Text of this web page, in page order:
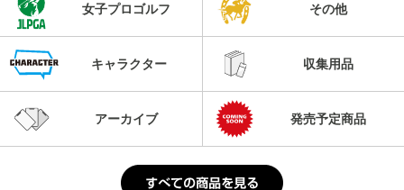
女子プロゴルフ その他
キャラクター 収集用品
アーカイブ 発売予定商品